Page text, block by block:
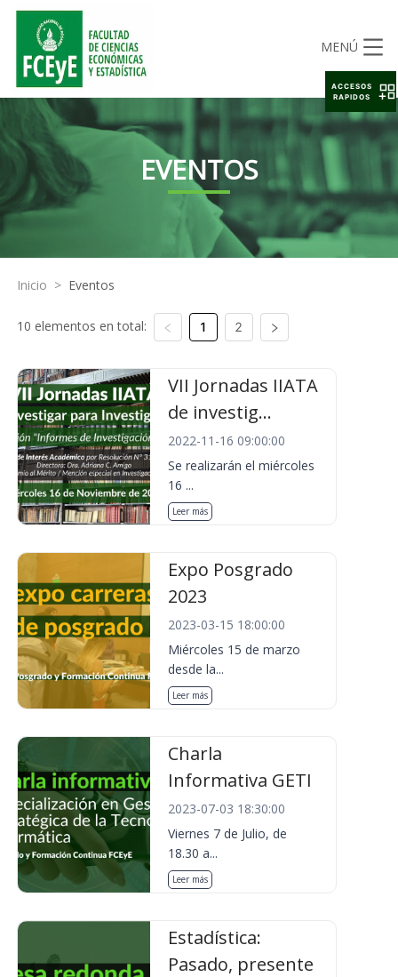
MENÚ
EVENTOS
Inicio > Eventos
10 elementos en total: 1 2
VII Jornadas IIATA
de investig...
2022-11-16 09:00:00
Se realizarán el miércoles
16 ...
Leer más
Expo Posgrado
2023
2023-03-15 18:00:00
Miércoles 15 de marzo
desde la...
Leer más
Charla
Informativa GETI
2023-07-03 18:30:00
Viernes 7 de Julio, de
18.30 a...
Leer más
Estadística:
Pasado, presente
ACCESOS
RAPIDOS